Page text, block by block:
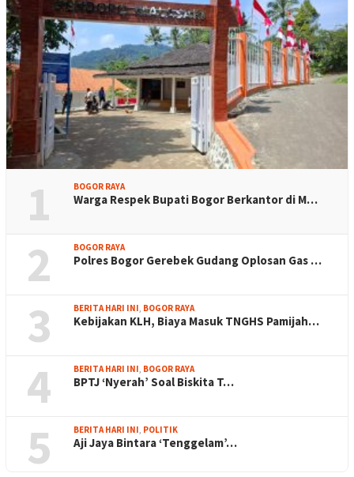
1 BOGOR RAYA
Warga Respek Bupati Bogor Berkantor di M…
2 BOGOR RAYA
Polres Bogor Gerebek Gudang Oplosan Gas …
3 BERITA HARI INI BOGOR RAYA
Kebijakan KLH, Biaya Masuk TNGHS Pamijah…
4 BERITA HARI INI BOGOR RAYA
BPTJ ‘Nyerah’ Soal Biskita T…
5 BERITA HARI INI POLITIK
Aji Jaya Bintara ‘Tenggelam’…